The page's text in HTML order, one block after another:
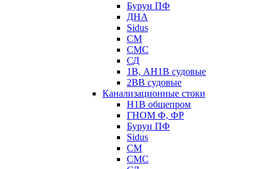
Бурун ПФ
ДНА
Sidus
СМ
СМС
СД
1В, АН1В судовые
2ВВ судовые
Канализационные стоки
Н1В общепром
ГНОМ Ф, ФР
Бурун ПФ
Sidus
СМ
СМС